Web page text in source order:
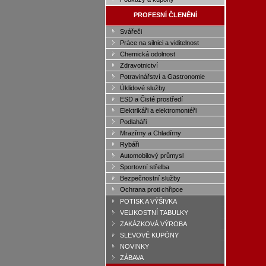
PROFESNÍ ČLENĚNÍ
Svářeči
Práce na silnici a viditelnost
Chemická odolnost
Zdravotnictví
Potravinářství a Gastronomie
Úklidové služby
ESD a Čisté prostředí
Elektrikáři a elektromontéři
Podlaháři
Mrazírny a Chladírny
Rybáři
Automobilový průmysl
Sportovní střelba
Bezpečnostní služby
Ochrana proti chřipce
POTISK A VÝŠIVKA
VELIKOSTNÍ TABULKY
ZAKÁZKOVÁ VÝROBA
SLEVOVÉ KUPÓNY
NOVINKY
ZÁBAVA